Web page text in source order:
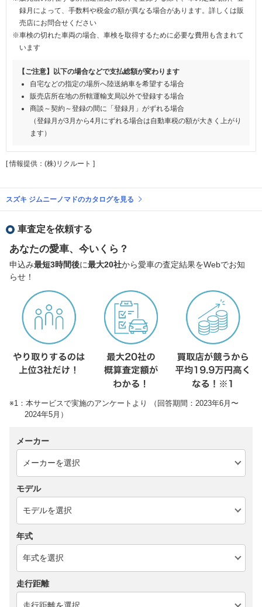
録月によって、手数料や税金の額が異なる場合があります。詳しくは販
売店にお問合せください
※車検の切れた車両の場合、車検を取得するために必要な費用も含まれて
います
【ご注意】以下の場合などで支払総額が変わります
自宅などの指定の場所へ陸送納車を希望する場合
販売店所在地の所轄運輸支局以外で登録する場合
商談～契約～登録の間に「登録月」がずれる場合
（登録月が3月から4月にずれる場合は自動車税の額が大きく上がり
ます）
[ 情報提供：(株)リクルート ]
スズキ ジムニーノマドのカタログを見る
車査定を依頼する
あなたの愛車、今いくら？
申込み最短3時間後に最大20社から愛車の査定結果をWebでお知
らせ！
※1：本サービスで実施のアンケートより （回答期間：2023年6月〜
2024年5月）
メーカー
モデル
年式
走行距離